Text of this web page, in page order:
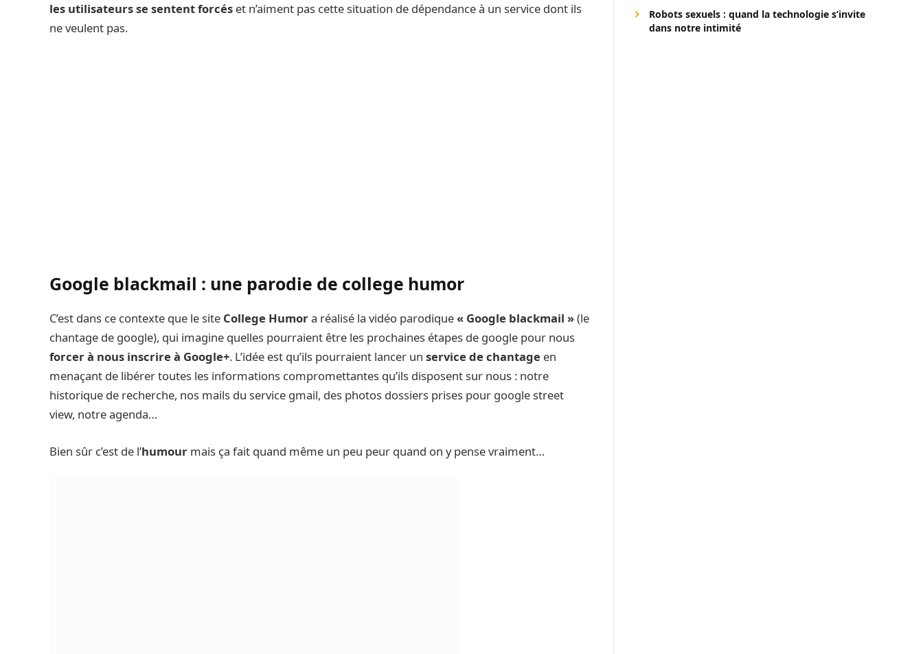
les utilisateurs se sentent forcés et n’aiment pas cette situation de dépendance à un service dont ils
ne veulent pas.
Google blackmail : une parodie de college humor
C’est dans ce contexte que le site College Humora réalisé la vidéo parodique« Google blackmail »(le
chantage de google), qui imagine quelles pourraient être les prochaines étapes de google pour nous
forcer à nous inscrire à Google+. L’idée est qu’ils pourraient lancer un service de chantage en
menaçant de libérer toutes les informations compromettantes qu’ils disposent sur nous : notre
historique de recherche, nos mails du service gmail, des photos dossiers prises pour google street
view, notre agenda…
Bien sûr c’est de l’humour mais ça fait quand même un peu peur quand on y pense vraiment…
Robots sexuels : quand la technologie s’invite
dans notre intimité